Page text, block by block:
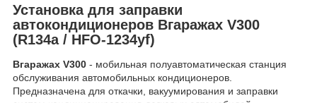
Установка для заправки
автокондиционеров Вгаражах V300
(R134a / HFO-1234yf)
Вгаражах V300 - мобильная полуавтоматическая станция
обслуживания автомобильных кондиционеров.
Предназначена для откачки, вакуумирования и заправки